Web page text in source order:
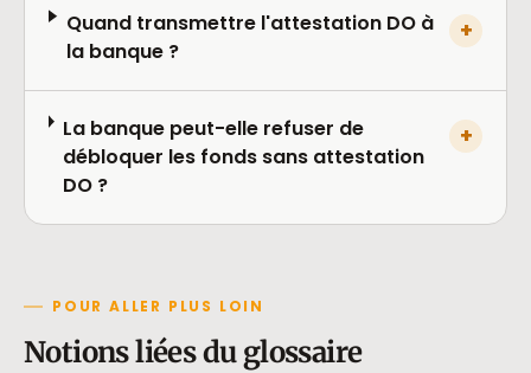
Quand transmettre l'attestation DO à
la banque ?
+
La banque peut-elle refuser de
débloquer les fonds sans attestation
DO ?
+
POUR ALLER PLUS LOIN
Notions liées du glossaire